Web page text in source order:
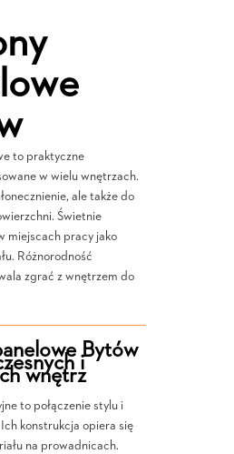
to praktyczne
w wielu wnętrzach.
ale także do
Świetnie
miejscach pracy jako
Różnorodność
zgrać z wnętrzem do
Bytów
i
wnętrz
to połączenie stylu i
konstrukcja opiera się
na prowadnicach.